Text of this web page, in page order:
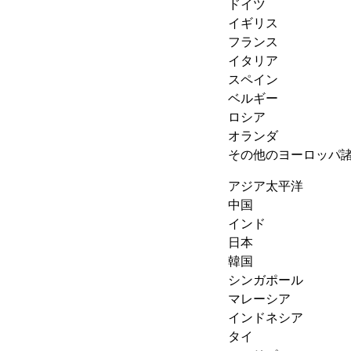
ドイツ
イギリス
フランス
イタリア
スペイン
ベルギー
ロシア
オランダ
その他のヨーロッパ
アジア太平洋
中国
インド
日本
韓国
シンガポール
マレーシア
インドネシア
タイ